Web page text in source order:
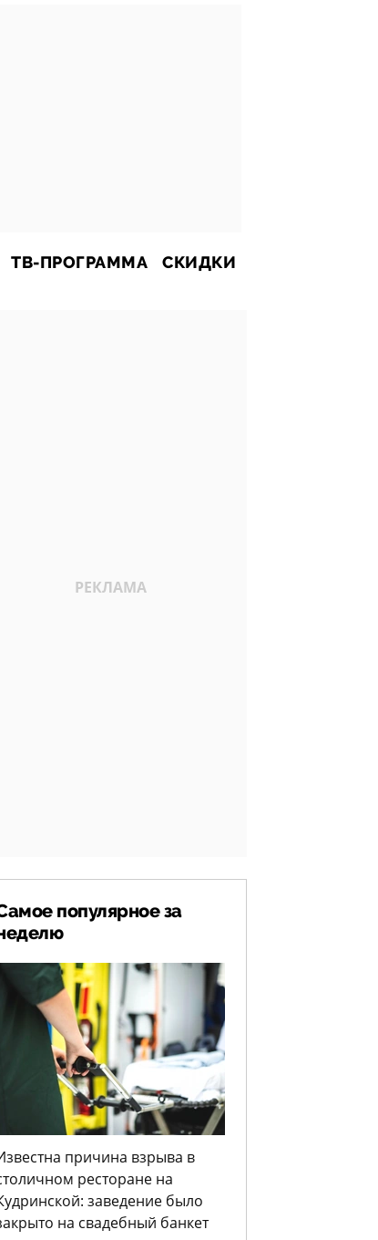
ТВ-ПРОГРАММА СКИДКИ
популярное за
причина взрыва в
ресторане на
заведение было
на свадебный банкет